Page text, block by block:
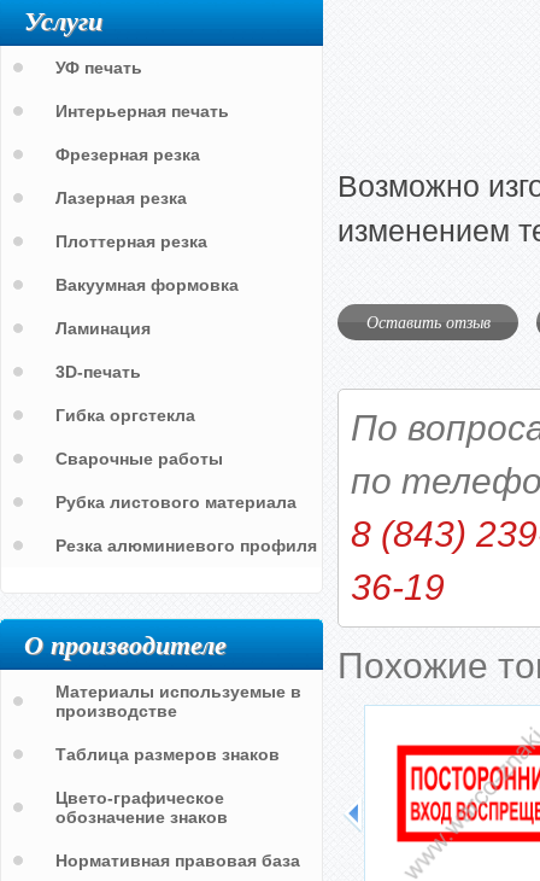
Возможно
изменением
Оставить отзыв
По
по
8 (843)
36-19
Похожие
Услуги
УФ печать
Интерьерная печать
Фрезерная резка
Лазерная резка
Плоттерная резка
Вакуумная формовка
Ламинация
3D-печать
Гибка оргстекла
Сварочные работы
Рубка листового материала
Резка алюминиевого профиля
О производителе
Материалы используемые в
производстве
Таблица размеров знаков
Цвето-графическое
обозначение знаков
Нормативная правовая база